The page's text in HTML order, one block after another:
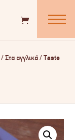
/Στα αγγλικά/Taste